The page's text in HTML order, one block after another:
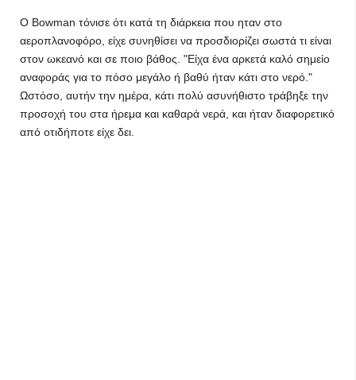
Ο Bowman τόνισε ότι κατά τη διάρκεια που ηταν στο
αεροπλανοφόρο, είχε συνηθίσει να προσδιορίζει σωστά τι είναι
στον ωκεανό και σε ποιο βάθος. "Είχα ένα αρκετά καλό σημείο
αναφοράς για το πόσο μεγάλο ή βαθύ ήταν κάτι στο νερό."
Ωστόσο, αυτήν την ημέρα, κάτι πολύ ασυνήθιστο τράβηξε την
προσοχή του στα ήρεμα και καθαρά νερά, και ήταν διαφορετικό
από οτιδήποτε είχε δει.